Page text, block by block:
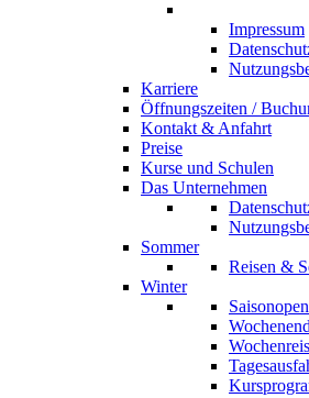
Impressum
Karriere
Öffnungszeiten /
Kontakt & Anfahrt
Preise
Kurse und Schulen
Das Unternehmen
Sommer
Reisen &
Winter